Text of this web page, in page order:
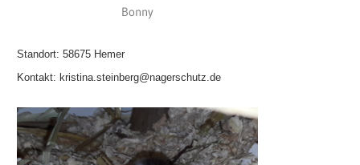
Bonny
Standort: 58675 Hemer
Kontakt: kristina.steinberg@nagerschutz.de